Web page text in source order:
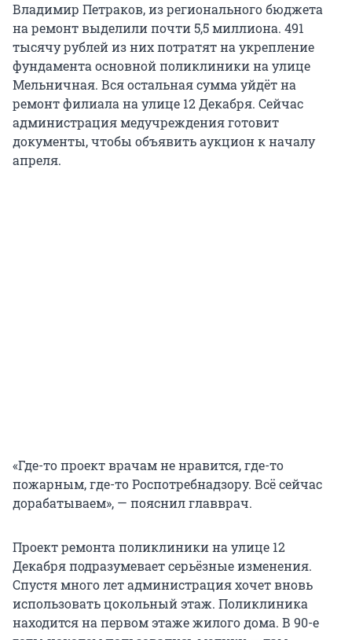
Владимир Петраков, из регионального бюджета
на ремонт выделили почти 5,5 миллиона. 491
тысячу рублей из них потратят на укрепление
фундамента основной поликлиники на улице
Мельничная. Вся остальная сумма уйдёт на
ремонт филиала на улице 12 Декабря. Сейчас
администрация медучреждения готовит
документы, чтобы объявить аукцион к началу
апреля.
«Где-то проект врачам не нравится, где-то
пожарным, где-то Роспотребнадзору. Всё сейчас
дорабатываем», — пояснил главврач.
Проект ремонта поликлиники на улице 12
Декабря подразумевает серьёзные изменения.
Спустя много лет администрация хочет вновь
использовать цокольный этаж. Поликлиника
находится на первом этаже жилого дома. В 90-е